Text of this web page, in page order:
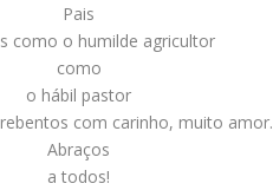
Pais
como o humilde agricultor
como
o hábil pastor
com carinho, muito amor.
Abraços
a todos!